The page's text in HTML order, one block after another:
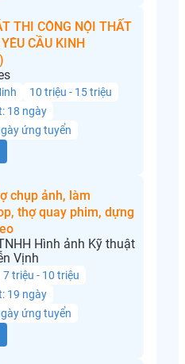
THI CÔNG NỘI THẤT
CẦU KINH
10 triệu - 15 triệu
18 ngày
ứng tuyển
chụp ảnh, làm
thợ quay phim, dựng
Hình ảnh Kỹ thuật
Vịnh
7 triệu - 10 triệu
19 ngày
ứng tuyển